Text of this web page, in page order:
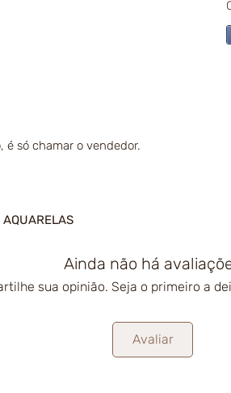
é só chamar o vendedor.
AQUARELAS
Ainda não há
sua opinião. Seja o primeiro a
Avaliar